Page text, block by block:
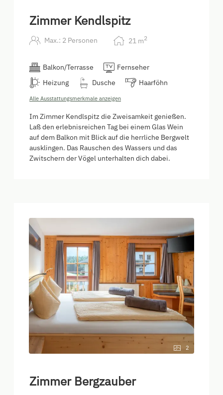
Zimmer Kendlspitz
Max.: 2 Personen 21 m2
Balkon/Terrasse
Fernseher
Heizung
Dusche Haarföhn
Alle Ausstattungsmerkmale anzeigen
Im Zimmer Kendlspitz die Zweisamkeit genießen.
Laß den erlebnisreichen Tag bei einem Glas Wein
auf dem Balkon mit Blick auf die herrliche Bergwelt
ausklingen. Das Rauschen des Wassers und das
Zwitschern der Vögel unterhalten dich dabei.
2
Zimmer Bergzauber